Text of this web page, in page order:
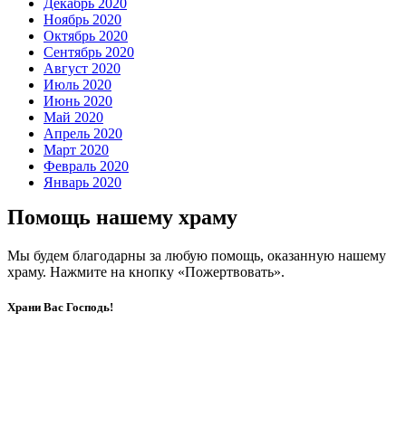
Ноябрь 2020
Октябрь 2020
Сентябрь 2020
Август 2020
Июль 2020
Июнь 2020
Май 2020
Апрель 2020
Март 2020
Февраль 2020
Январь 2020
Помощь нашему храму
Мы будем благодарны за любую помощь, оказанную нашему
храму. Нажмите на кнопку «Пожертвовать».
Храни Вас Господь!